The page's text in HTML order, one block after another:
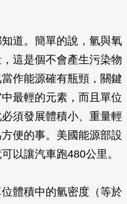
道。簡單的說，氫與氧
這是個不會產生污染物
作能源確有瓶頸，關鍵
最輕的元素，而且單位
須發展體積小、重量輕
便的事。美國能源部設
以讓汽車跑480公里。
體積中的氫密度（等於